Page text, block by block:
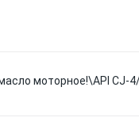
моторное!\API CJ-